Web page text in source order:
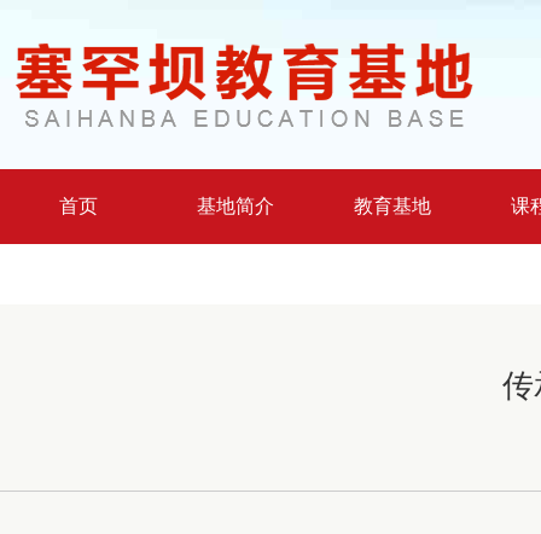
首页 基地简介 教育基地 课
传